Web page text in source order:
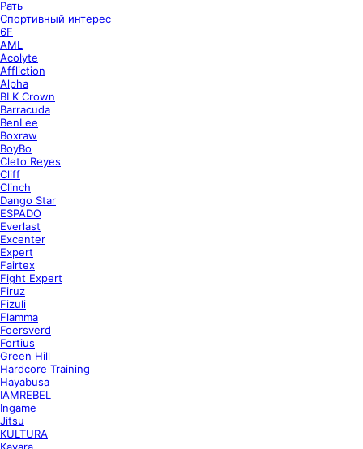
Рать
Спортивный интерес
6F
AML
Acolyte
Affliction
Alpha
BLK Crown
Barracuda
BenLee
Boxraw
BoyBo
Cleto Reyes
Cliff
Clinch
Dango Star
ESPADO
Everlast
Excenter
Expert
Fairtex
Fight Expert
Firuz
Fizuli
Flamma
Foersverd
Fortius
Green Hill
Hardcore Training
Hayabusa
IAMREBEL
Ingame
Jitsu
KULTURA